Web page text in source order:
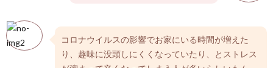
コロナウイルスの影響でお家にいる時間が増えた
り、趣味に没頭しにくくなっていたり、とストレス